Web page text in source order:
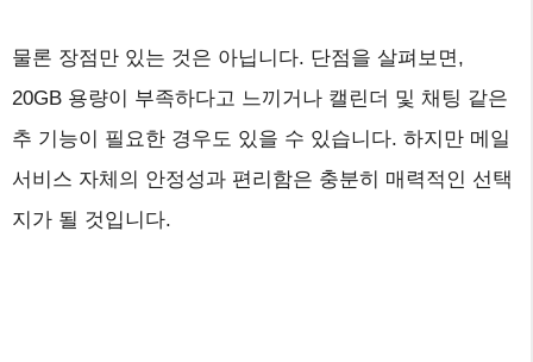
물론 장점만 있는 것은 아닙니다. 단점을 살펴보면,
20GB 용량이 부족하다고 느끼거나 캘린더 및 채팅 같은
추 기능이 필요한 경우도 있을 수 있습니다. 하지만 메일
서비스 자체의 안정성과 편리함은 충분히 매력적인 선택
지가 될 것입니다.